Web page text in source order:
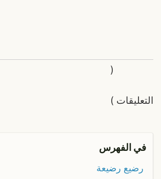
التعليقات
(
)
في الفهرس
رضيع رضيعة